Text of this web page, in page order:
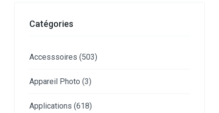
Catégories
Accesssoires (503)
Appareil Photo (3)
Applications (618)